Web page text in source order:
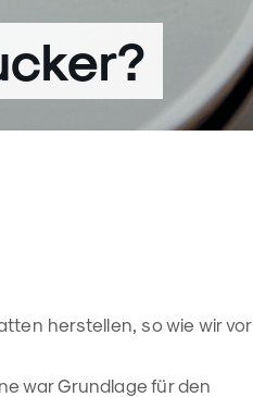
herstellen, so wie wir vor
war Grundlage für den